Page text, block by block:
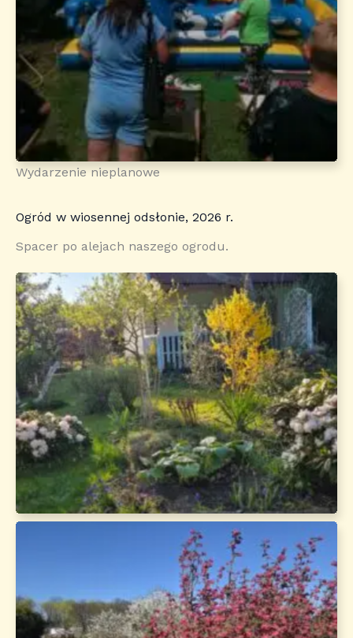
Wydarzenie nieplanowe
Ogród w wiosennej odsłonie, 2026 r.
Spacer po alejach naszego ogrodu.